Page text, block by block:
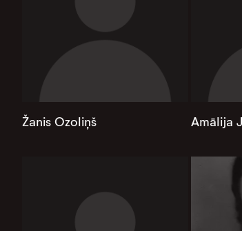
Žanis Ozoliņš Amālija